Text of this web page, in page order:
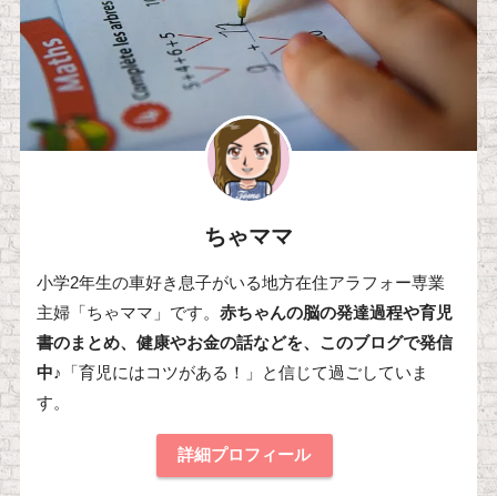
ちゃママ
小学2年生の車好き息子がいる地方在住アラフォー専業
主婦「ちゃママ」です。 赤ちゃんの脳の発達過程や育児
書のまとめ、健康やお金の話などを、このブログで発信
中♪
「育児にはコツがある！」と信じて過ごしていま
す。
詳細プロフィール